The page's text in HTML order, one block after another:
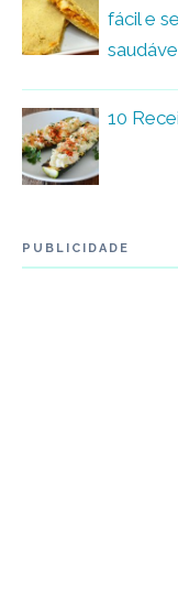
fácil e
10
PUBLICIDADE